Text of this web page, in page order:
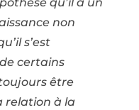
qu’il a un
non
s’est
certains
être
relation à la